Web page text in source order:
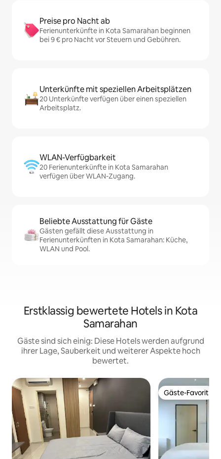
Preise pro Nacht ab
Ferienunterkünfte in Kota Samarahan beginnen
bei 9 € pro Nacht vor Steuern und Gebühren.
Unterkünfte mit speziellen Arbeitsplätzen
20 Unterkünfte verfügen über einen speziellen
Arbeitsplatz.
WLAN-Verfügbarkeit
20 Ferienunterkünfte in Kota Samarahan
verfügen über WLAN-Zugang.
Beliebte Ausstattung für Gäste
Gästen gefällt diese Ausstattung in
Ferienunterkünften in Kota Samarahan: Küche,
WLAN und Pool.
Erstklassig bewertete Hotels in Kota
Samarahan
Gäste sind sich einig: Diese Hotels werden aufgrund
ihrer Lage, Sauberkeit und weiterer Aspekte hoch
bewertet.
Gäste-Favorit
Gäste-Favorit